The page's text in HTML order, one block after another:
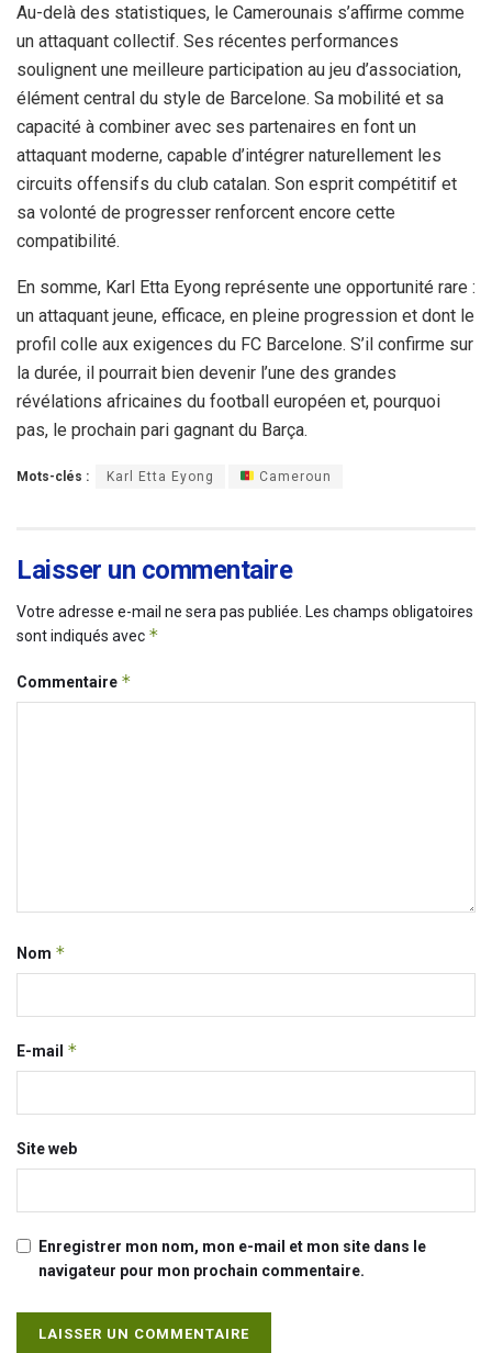
Au-delà des statistiques, le Camerounais s’affirme comme
un attaquant collectif. Ses récentes performances
soulignent une meilleure participation au jeu d’association,
élément central du style de Barcelone. Sa mobilité et sa
capacité à combiner avec ses partenaires en font un
attaquant moderne, capable d’intégrer naturellement les
circuits offensifs du club catalan. Son esprit compétitif et
sa volonté de progresser renforcent encore cette
compatibilité.
En somme, Karl Etta Eyong représente une opportunité rare :
un attaquant jeune, efficace, en pleine progression et dont le
profil colle aux exigences du FC Barcelone. S’il confirme sur
la durée, il pourrait bien devenir l’une des grandes
révélations africaines du football européen et, pourquoi
pas, le prochain pari gagnant du Barça.
Mots-clés : Karl Etta Eyong Cameroun
Laisser un commentaire
Votre adresse e-mail ne sera pas publiée. Les champs obligatoires
sont indiqués avec *
Commentaire *
Nom *
E-mail *
Site web
Enregistrer mon nom, mon e-mail et mon site dans le
navigateur pour mon prochain commentaire.